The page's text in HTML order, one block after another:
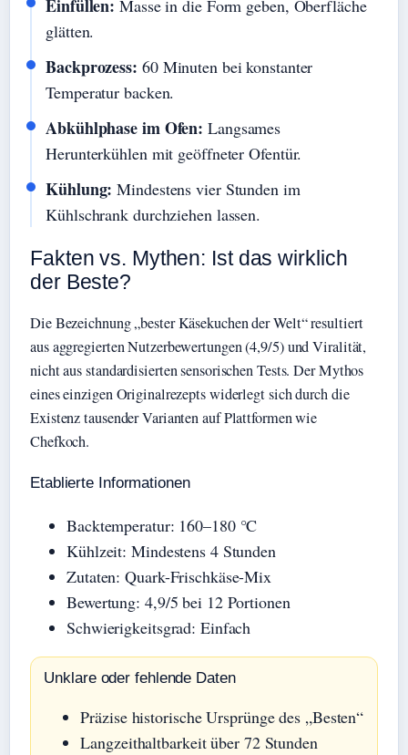
Einfüllen: Masse in die Form geben, Oberfläche
glätten.
Backprozess: 60 Minuten bei konstanter
Temperatur backen.
Abkühlphase im Ofen: Langsames
Herunterkühlen mit geöffneter Ofentür.
Kühlung: Mindestens vier Stunden im
Kühlschrank durchziehen lassen.
Fakten vs. Mythen: Ist das wirklich
der Beste?
Die Bezeichnung „bester Käsekuchen der Welt“ resultiert
aus aggregierten Nutzerbewertungen (4,9/5) und Viralität,
nicht aus standardisierten sensorischen Tests. Der Mythos
eines einzigen Originalrezepts widerlegt sich durch die
Existenz tausender Varianten auf Plattformen wie
Chefkoch.
Etablierte Informationen
Backtemperatur: 160–180 °C
Kühlzeit: Mindestens 4 Stunden
Zutaten: Quark-Frischkäse-Mix
Bewertung: 4,9/5 bei 12 Portionen
Schwierigkeitsgrad: Einfach
Unklare oder fehlende Daten
Präzise historische Ursprünge des „Besten“
Langzeithaltbarkeit über 72 Stunden